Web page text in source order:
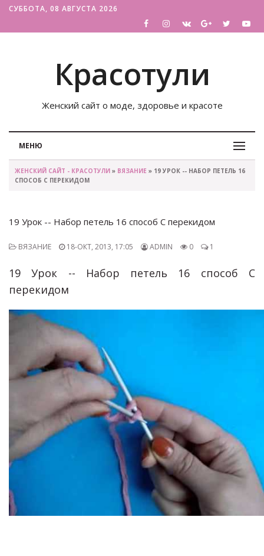
СУББОТА, 08 АВГУСТА 2026
Красотули
Женский сайт о моде, здоровье и красоте
МЕНЮ
ЖЕНСКИЙ САЙТ - КРАСОТУЛИ » ВЯЗАНИЕ » 19 УРОК -- НАБОР ПЕТЕЛЬ 16
СПОСОБ С ПЕРЕКИДОМ
19 Урок -- Набор петель 16 способ С перекидом
ВЯЗАНИЕ 18-ОКТ, 2013, 17:05 ADMIN 0 1
19 Урок -- Набор петель 16 способ С
перекидом